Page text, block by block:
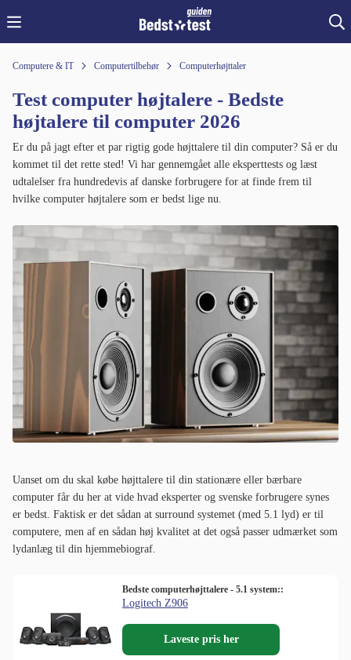
Computere & IT Computertilbehør Computerhøjttaler
Test computer højtalere - Bedste
højtalere til computer 2026
Er du på jagt efter et par rigtig gode højttalere til din computer? Så er du
kommet til det rette sted! Vi har gennemgået alle eksperttests og læst
udtalelser fra hundredevis af danske forbrugere for at finde frem til
hvilke computer højtalere som er bedst lige nu.
Uanset om du skal købe højttalere til din stationære eller bærbare
computer får du her at vide hvad eksperter og svenske forbrugere synes
er bedst. Faktisk er det sådan at surround systemet (med 5.1 lyd) er til
computere, men af en sådan høj kvalitet at det også passer udmærket som
lydanlæg til din hjemmebiograf.
Bedste computerhøjttalere - 5.1 system::
Logitech Z906
Laveste pris her